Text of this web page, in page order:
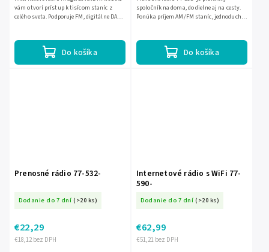
Do košíka
vám otvorí prístup k tisícom staníc z
celého sveta. Podporuje FM, digitálne DAB+
Do košíka
spoločník na doma, do dielne aj na cesty.
Ponúka príjem AM/FM staníc, jednoduché
Prenosné rádio 77-532-
Dodanie do 7 dní (>20 ks)
€18,12 bez DPH
€22,29
Internetové rádio s WiFi 77-
590-
Dodanie do 7 dní (>20 ks)
€51,21 bez DPH
€62,99